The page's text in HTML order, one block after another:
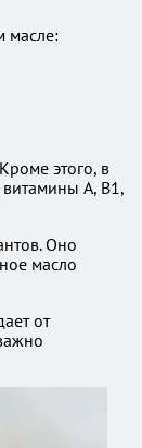
масле:
этого, в
A, B1,
Оно
масло
от